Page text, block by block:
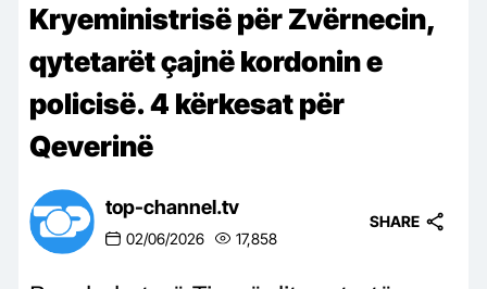
Kryeministrisë për Zvërnecin,
qytetarët çajnë kordonin e
policisë. 4 kërkesat për
Qeverinë
top-channel.tv
02/06/2026 17,858
SHARE